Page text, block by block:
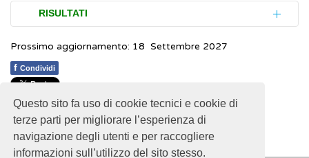
Questo sito fa uso di cookie tecnici e cookie di
terze parti per migliorare l’esperienza di
navigazione degli utenti e per raccogliere
informazioni sull’utilizzo del sito stesso.
Per eseguire l'esame è necessaria una
piccola quantità (campione) di sangue
venoso . In genere, viene raccomandato di
stare a digiuno per 10-12 ore, di stare a
riposo e di astenersi dal fumo per almeno
15 minuti prima di sottoporsi al prelievo di
sangue.
RISULTATI
I valori normalidi omocisteina nel sangue, sia
per uomini che per donne, giovani e adulti,
sono compresi tra 5-12 micro-moli per litro.
Valori elevati possono indicare uno stato di
malnutrizione o la carenza di vitamina B12 e
Prossimo aggiornamento: 18 Settembre 2027
f Condividi
1 1 1 1 1 Rating 2.96 (131 Votes)